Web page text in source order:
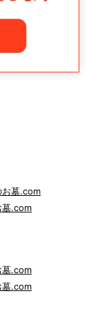
お墓.com
墓.com
墓.com
墓.com